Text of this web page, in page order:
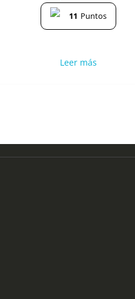
11 Puntos
Leer más